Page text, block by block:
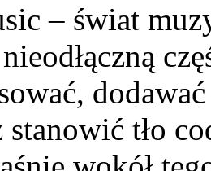
– świat
stanowić tło